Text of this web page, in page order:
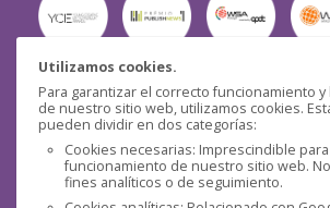
Utilizamos cookies.
Para garantizar el correcto funcionamiento
de nuestro sitio web, utilizamos cookies.
pueden dividir en dos categorías:
Cookies necesarias: Imprescindible
funcionamiento de nuestro sitio web.
fines analíticos o de seguimiento.
Seguridad